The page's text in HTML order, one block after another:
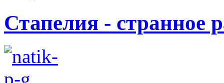
Стапелия - странное